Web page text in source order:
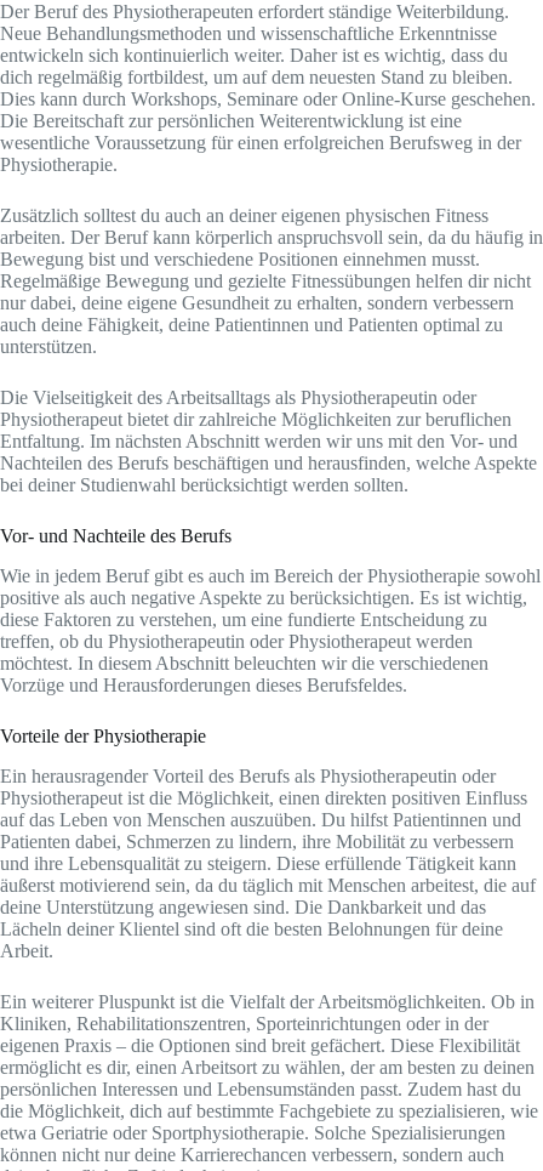
Der Beruf des Physiotherapeuten erfordert ständige Weiterbildung.
Neue Behandlungsmethoden und wissenschaftliche Erkenntnisse
entwickeln sich kontinuierlich weiter. Daher ist es wichtig, dass du
dich regelmäßig fortbildest, um auf dem neuesten Stand zu bleiben.
Dies kann durch Workshops, Seminare oder Online-Kurse geschehen.
Die Bereitschaft zur persönlichen Weiterentwicklung ist eine
wesentliche Voraussetzung für einen erfolgreichen Berufsweg in der
Physiotherapie.
Zusätzlich solltest du auch an deiner eigenen physischen Fitness
arbeiten. Der Beruf kann körperlich anspruchsvoll sein, da du häufig in
Bewegung bist und verschiedene Positionen einnehmen musst.
Regelmäßige Bewegung und gezielte Fitnessübungen helfen dir nicht
nur dabei, deine eigene Gesundheit zu erhalten, sondern verbessern
auch deine Fähigkeit, deine Patientinnen und Patienten optimal zu
unterstützen.
Die Vielseitigkeit des Arbeitsalltags als Physiotherapeutin oder
Physiotherapeut bietet dir zahlreiche Möglichkeiten zur beruflichen
Entfaltung. Im nächsten Abschnitt werden wir uns mit den Vor- und
Nachteilen des Berufs beschäftigen und herausfinden, welche Aspekte
bei deiner Studienwahl berücksichtigt werden sollten.
Vor- und Nachteile des Berufs
Wie in jedem Beruf gibt es auch im Bereich der Physiotherapie sowohl
positive als auch negative Aspekte zu berücksichtigen. Es ist wichtig,
diese Faktoren zu verstehen, um eine fundierte Entscheidung zu
treffen, ob du Physiotherapeutin oder Physiotherapeut werden
möchtest. In diesem Abschnitt beleuchten wir die verschiedenen
Vorzüge und Herausforderungen dieses Berufsfeldes.
Vorteile der Physiotherapie
Ein herausragender Vorteil des Berufs als Physiotherapeutin oder
Physiotherapeut ist die Möglichkeit, einen direkten positiven Einfluss
auf das Leben von Menschen auszuüben. Du hilfst Patientinnen und
Patienten dabei, Schmerzen zu lindern, ihre Mobilität zu verbessern
und ihre Lebensqualität zu steigern. Diese erfüllende Tätigkeit kann
äußerst motivierend sein, da du täglich mit Menschen arbeitest, die auf
deine Unterstützung angewiesen sind. Die Dankbarkeit und das
Lächeln deiner Klientel sind oft die besten Belohnungen für deine
Arbeit.
Ein weiterer Pluspunkt ist die Vielfalt der Arbeitsmöglichkeiten. Ob in
Kliniken, Rehabilitationszentren, Sporteinrichtungen oder in der
eigenen Praxis – die Optionen sind breit gefächert. Diese Flexibilität
ermöglicht es dir, einen Arbeitsort zu wählen, der am besten zu deinen
persönlichen Interessen und Lebensumständen passt. Zudem hast du
die Möglichkeit, dich auf bestimmte Fachgebiete zu spezialisieren, wie
etwa Geriatrie oder Sportphysiotherapie. Solche Spezialisierungen
können nicht nur deine Karrierechancen verbessern, sondern auch